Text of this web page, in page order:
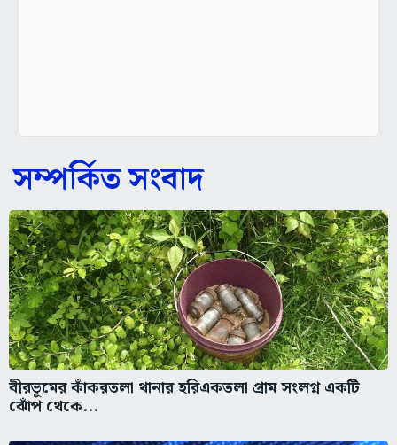
সম্পর্কিত সংবাদ
বীরভূমের কাঁকরতলা থানার হরিএকতলা গ্রাম সংলগ্ন একটি
ঝোঁপ থেকে...